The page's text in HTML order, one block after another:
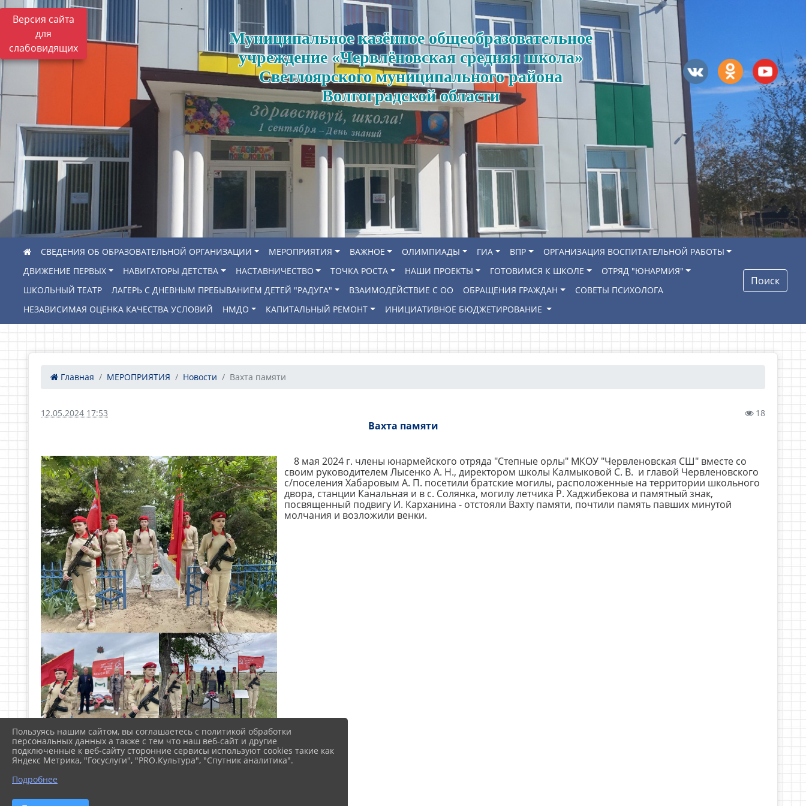
Версия сайта
для
слабовидящих
Муниципальное казённое общеобразовательное
учреждение «Червлёновская средняя школа»
Светлоярского муниципального района
Волгоградской области
СВЕДЕНИЯ ОБ ОБРАЗОВАТЕЛЬНОЙ ОРГАНИЗАЦИИ МЕРОПРИЯТИЯ ВАЖНОЕ ОЛИМПИАДЫ ГИА ВПР
ОРГАНИЗАЦИЯ ВОСПИТАТЕЛЬНОЙ РАБОТЫ
ДВИЖЕНИЕ ПЕРВЫХ
НАВИГАТОРЫ ДЕТСТВА НАСТАВНИЧЕСТВО ТОЧКА РОСТА НАШИ ПРОЕКТЫ ГОТОВИМСЯ К ШКОЛЕ
ОТРЯД "ЮНАРМИЯ"
ШКОЛЬНЫЙ ТЕАТР
ЛАГЕРЬ С ДНЕВНЫМ ПРЕБЫВАНИЕМ ДЕТЕЙ "РАДУГА" ВЗАИМОДЕЙСТВИЕ С ОО ОБРАЩЕНИЯ ГРАЖДАН
СОВЕТЫ ПСИХОЛОГА
НЕЗАВИСИМАЯ ОЦЕНКА КАЧЕСТВА УСЛОВИЙ
НМДО КАПИТАЛЬНЫЙ РЕМОНТ ИНИЦИАТИВНОЕ БЮДЖЕТИРОВАНИЕ
Поиск
Главная МЕРОПРИЯТИЯ Новости Вахта памяти
12.05.2024 17:53 18
Вахта памяти
8 мая 2024 г. члены юнармейского отряда "Степные орлы" МКОУ "Червленовская СШ" вместе со
своим руководителем Лысенко А. Н., директором школы Калмыковой С. В. и главой Червленовского
с/поселения Хабаровым А. П. посетили братские могилы, расположенные на территории школьного
двора, станции Канальная и в с. Солянка, могилу летчика Р. Хаджибекова и памятный знак,
посвященный подвигу И. Карханина - отстояли Вахту памяти, почтили память павших минутой
молчания и возложили венки.
Пользуясь нашим сайтом, вы соглашаетесь с политикой обработки
персональных данных а также с тем что наш веб-сайт и другие
подключенные к веб-сайту сторонние сервисы используют cookies такие как
Яндекс Метрика, "Госуслуги", "PRO.Культура", "Спутник аналитика".
Подробнее